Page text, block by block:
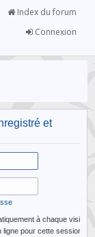
Index du forum
Connexion
et
à chaque visite
pour cette session